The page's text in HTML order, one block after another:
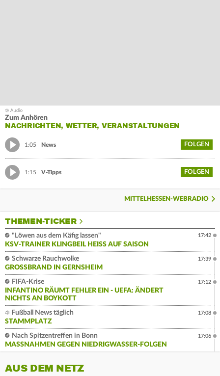
Zum Anhören
NACHRICHTEN, WETTER, VERANSTALTUNGEN
1:05 News FOLGEN
1:15 V-Tipps FOLGEN
MITTELHESSEN-WEBRADIO
THEMEN-TICKER
"Löwen aus dem Käfig lassen"
KSV-TRAINER KLINGBEIL HEISS AUF SAISON
17:42
Schwarze Rauchwolke
GROSSBRAND IN GERNSHEIM
17:39
FIFA-Krise
INFANTINO RÄUMT FEHLER EIN - UEFA: ÄNDERT
NICHTS AN BOYKOTT
17:12
Fußball News täglich
STAMMPLATZ
17:08
Nach Spitzentreffen in Bonn
MASSNAHMEN GEGEN NIEDRIGWASSER-FOLGEN
17:06
AUS DEM NETZ